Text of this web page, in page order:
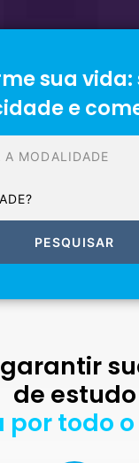
sua vida:
e
PESQUISAR
de estudo
todo o